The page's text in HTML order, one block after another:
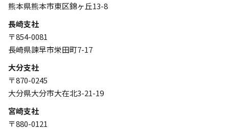
熊本県熊本市東区錦ヶ丘13-8
長崎支社
〒854-0081
長崎県諫早市栄田町7-17
大分支社
〒870-0245
大分県大分市大在北3-21-19
宮崎支社
〒880-0121